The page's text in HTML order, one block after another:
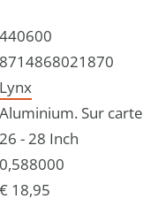
440600
8714868021870
Lynx
Aluminium. Sur carte
26 - 28 Inch
0,588000
€ 18,95